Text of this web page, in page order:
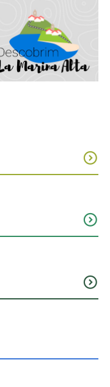
expand_circle_down
expand_circle_down
expand_circle_down